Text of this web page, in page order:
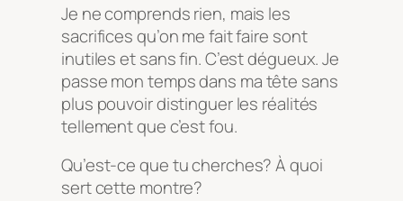
Je ne comprends rien, mais les
sacrifices qu’on me fait faire sont
inutiles et sans fin. C’est dégueux. Je
passe mon temps dans ma tête sans
plus pouvoir distinguer les réalités
tellement que c’est fou.
Qu’est-ce que tu cherches? À quoi
sert cette montre?